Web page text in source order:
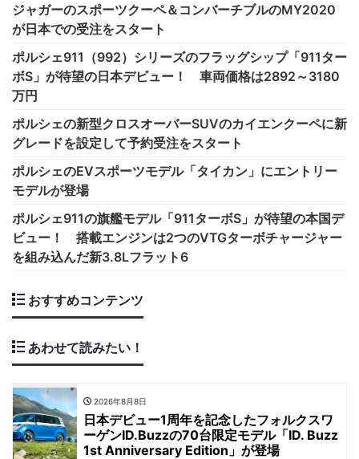
ジャガーのスポーツクーペ＆コンバーチブルのMY2020
が日本での受注をスタート
ポルシェ911（992）シリーズのフラッグシップ「911ター
ボS」が待望の日本デビュー！ 車両価格は2892～3180
万円
ポルシェの新型クロスオーバーSUVのカイエンクーペに新
グレードを設定して予約受注をスタート
ポルシェのEVスポーツモデル「タイカン」にエントリー
モデルが登場
ポルシェ911の旗艦モデル「911ターボS」が待望の本国デ
ビュー！ 搭載エンジンは2つのVTGターボチャージャー
を組み込んだ新3.8Lフラット6
おすすめコンテンツ
あわせて読みたい！
2026年8月8日
日本デビュー1周年を記念したフォルクスワ
ーゲンID.Buzzの70台限定モデル「ID. Buzz
1st Anniversary Edition」が登場